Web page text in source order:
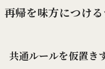
再帰を味方につけ
共通ルールを仮置き